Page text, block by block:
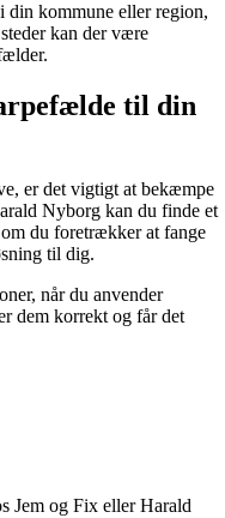
din kommune eller region,
kan der være
til din
er det vigtigt at bekæmpe
Nyborg kan du finde et
du foretrækker at fange
til dig.
når du anvender
dem korrekt og får det
Jem og Fix eller Harald